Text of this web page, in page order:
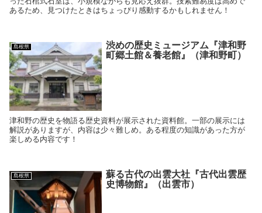
あるため、見つけたときはちょっぴり感動するかもしれません！
島根県
渋めの歴史ミュージアム『津和野
町郷土館＆養老館』（津和野町）
津和野の歴史を物語る歴史資料が展示された資料館。一部の展示には
解説がありますが、内容は少々難しめ。ある程度の知識があった方が
楽しめる内容です！
島根県
蘇る古代の出雲大社『古代出雲歴
史博物館』（出雲市）